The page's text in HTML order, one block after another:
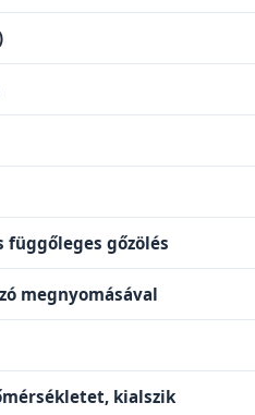
függőleges gőzölés
megnyomásával
kialszik